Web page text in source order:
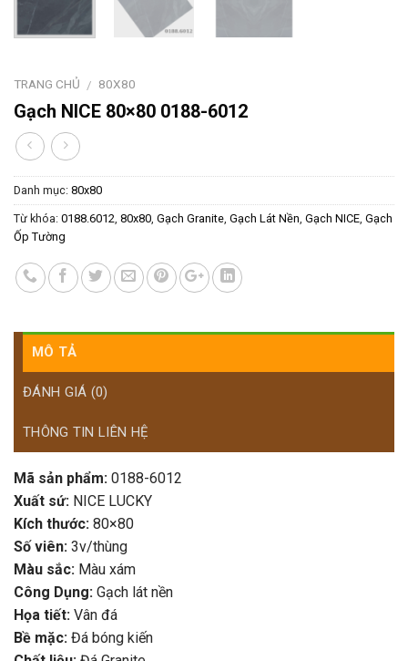
TRANG CHỦ / 80X80
Gạch NICE 80×80 0188-6012
Danh mục: 80x80
Từ khóa: 0188.6012, 80x80, Gạch Granite, Gạch Lát Nền, Gạch NICE, Gạch
Ốp Tường
MÔ TẢ
ĐÁNH GIÁ (0)
THÔNG TIN LIÊN HỆ
Mã sản phẩm: 0188-6012
Xuất sứ: NICE LUCKY
Kích thước: 80×80
Số viên: 3v/thùng
Màu sắc: Màu xám
Công Dụng: Gạch lát nền
Họa tiết: Vân đá
Bề mặc: Đá bóng kiến